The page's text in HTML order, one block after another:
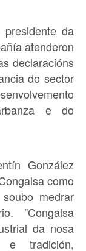
da
atenderon
declaracións
do sector
e do
González
como
medrar
"Congalsa
da nosa
e tradición,